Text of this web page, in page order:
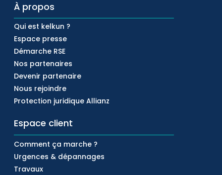
À propos
Qui est kelkun ?
Espace presse
Démarche RSE
Nos partenaires
Devenir partenaire
Nous rejoindre
Protection juridique Allianz
Espace client
Comment ça marche ?
Urgences & dépannages
Travaux